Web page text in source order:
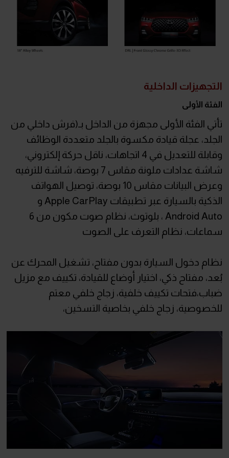
التجهيزات الداخلية
الفئة الأولى
تأتي الفئة الأولى مجهزة من الداخل بـ(فرش داخلي من
الجلد، عجلة قيادة مكسوة بالجلد متعددة الوظائف
وقابلة للتعديل في 4 اتجاهات، ناقل حركة إلكتروني،
شاشة عدادات ملونة مقاس 7 بوصة، شاشة للترفيه
وعرض البيانات مقاس 10 بوصة، توصيل الهواتف
الذكية بالسيارة عبر تطبيقات Apple CarPlay و
Android Auto ، بلوتوث، نظام صوت مكون من 6
سماعات، نظام التعرف على الصوت
نظام دخول السيارة بدون مفتاح، تشغيل المحرك عن
بُعد، مفتاح ذكي، اختيار أوضاع للقيادة، تكييف مع مزيل
ضباب،فتحات تكييف خلفية، زجاج خلفي معتم
للخصوصية، زجاج خلفي بخاصية التسخين،